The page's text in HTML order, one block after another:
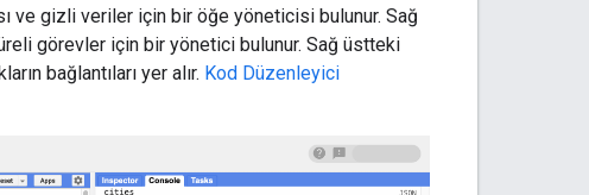
ve gizli veriler için bir öğe yöneticisi bulunur. Sağ
görevler için bir yönetici bulunur. Sağ üstteki
bağlantıları yer alır. Kod Düzenleyici